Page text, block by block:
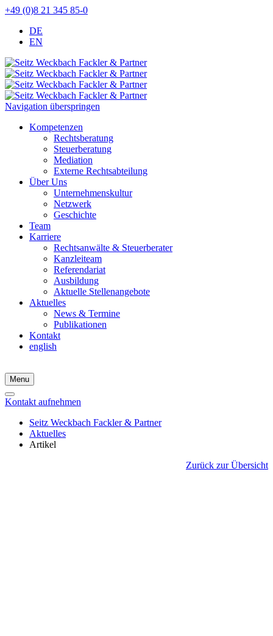
+49 (0)8 21 345 85-0
DE
EN
Navigation überspringen
Kompetenzen
Rechtsberatung
Steuerberatung
Mediation
Externe Rechtsabteilung
Über Uns
Unternehmenskultur
Netzwerk
Geschichte
Team
Karriere
Rechtsanwälte & Steuerberater
Kanzleiteam
Referendariat
Ausbildung
Aktuelle Stellenangebote
Aktuelles
News & Termine
Publikationen
Kontakt
english
Menu
Kontakt aufnehmen
Seitz Weckbach Fackler & Partner
Aktuelles
Artikel
Zurück zur Übersicht